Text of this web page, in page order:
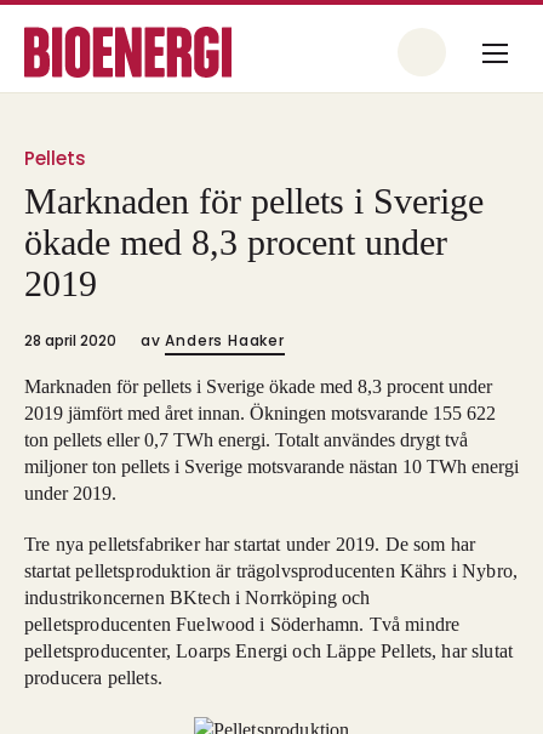
Pellets
Marknaden för pellets i Sverige
ökade med 8,3 procent under
2019
28 april 2020 av Anders Haaker
Marknaden för pellets i Sverige ökade med 8,3 procent under
2019 jämfört med året innan. Ökningen motsvarande 155 622
ton pellets eller 0,7 TWh energi. Totalt användes drygt två
miljoner ton pellets i Sverige motsvarande nästan 10 TWh energi
under 2019.
Tre nya pelletsfabriker har startat under 2019. De som har
startat pelletsproduktion är trägolvsproducenten Kährs i Nybro,
industrikoncernen BKtech i Norrköping och
pelletsproducenten Fuelwood i Söderhamn. Två mindre
pelletsproducenter, Loarps Energi och Läppe Pellets, har slutat
producera pellets.